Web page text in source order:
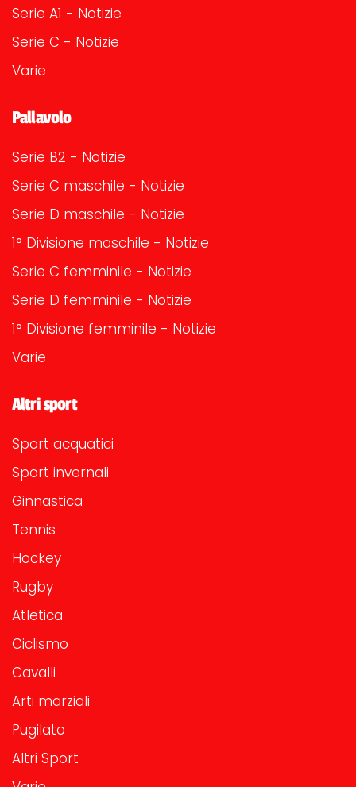
Serie A1 - Notizie
Serie C - Notizie
Varie
Pallavolo
Serie B2 - Notizie
Serie C maschile - Notizie
Serie D maschile - Notizie
1° Divisione maschile - Notizie
Serie C femminile - Notizie
Serie D femminile - Notizie
1° Divisione femminile - Notizie
Varie
Altri sport
Sport acquatici
Sport invernali
Ginnastica
Tennis
Hockey
Rugby
Atletica
Ciclismo
Cavalli
Arti marziali
Pugilato
Altri Sport